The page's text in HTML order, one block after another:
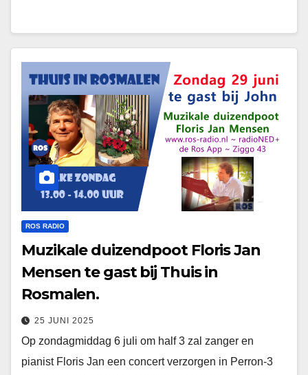
ROS RADIO
Muzikale duizendpoot Floris Jan
Mensen te gast bij Thuis in
Rosmalen.
25 JUNI 2025
Op zondagmiddag 6 juli om half 3 zal zanger en
pianist Floris Jan een concert verzorgen in Perron-3